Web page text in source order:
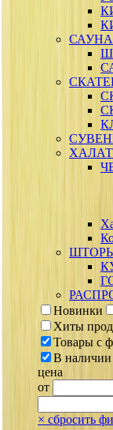
САУНА
Новинки
Хиты
Товары с
В наличии
цена
от
× сбросить